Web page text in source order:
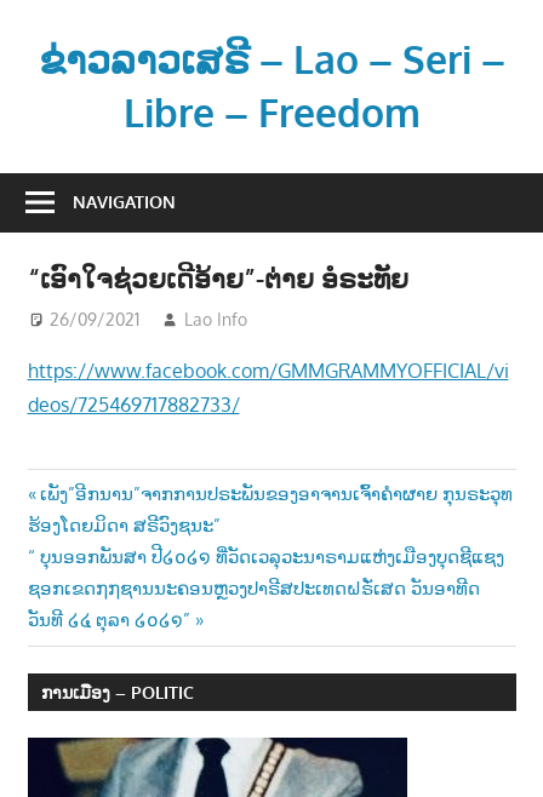
contentຂ່າວລາວເສຣີ – Lao – Seri –
Libre – Freedom
າ
ະ
ມູ
ນ
າ
ວ
ສ
ນ
NAVIGATION
“ເອົາໃຈຊ່ວຍເດີອ້າຍ”-ຕ່າຍ ອໍຣະທັຍ
26/09/2021 Lao Info
https://www.facebook.com/GMMGRAMMYOFFICIAL/vi
deos/725469717882733/
Post
navigation
Previous
Post:
ເພັງ”ອີກນານ”ຈາກການປຣະພັນຂອງອາຈານເຈົ້າຄຳຜາຍ ກຸນຣະວຸທ
ຮ້ອງໂດຍມິດາ ສຣີວົງຊນະ”
Next
Post:
“ ບຸນອອກພັນສາ ປີ໒໐໒໑ ທີ່ວັດເວລຸວະນາຣາມແຫ່ງເມືອງບຸດຊີແຊງ
ຊອກເຂດ໗໗ຊານນະຄອນຫຼວງປາຣີສປະເທດຝຣັ່ເສດ ວັນອາທີດ
ວັນທີ ໒໔ ຕຸລາ ໒໐໒໑”
ການເມືອງ – POLITIC